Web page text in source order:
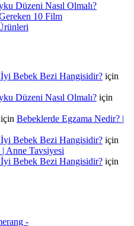
Düzeni Nasıl Olmalı?
10 Film
Bebek Bezi Hangisidir? için
Düzeni Nasıl Olmalı? için
için Bebeklerde Egzama Nedir? |
Bebek Bezi Hangisidir? için
Anne Tavsiyesi
Bebek Bezi Hangisidir? için